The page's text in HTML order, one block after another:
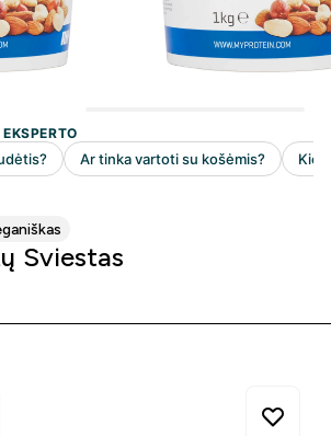
Sviestas